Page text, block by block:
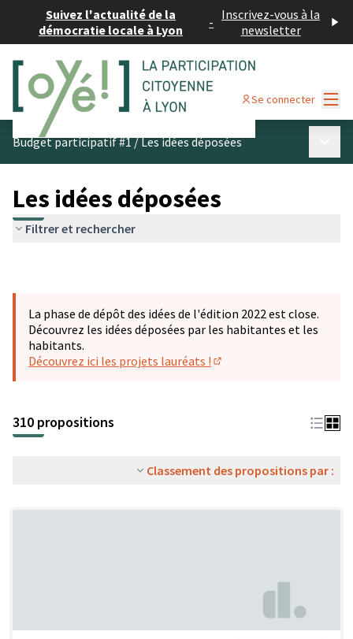
Suivez l'actualité de la
démocratie locale à Lyon
- Inscrivez-vous à la
newsletter
Se connecter
Budget participatif #1/Les idées déposées
Les idées déposées
Filtrer et rechercher
La phase de dépôt des idées de l'édition 2022 est close.
Découvrez les idées déposées par les habitantes et les
habitants.
Découvrez ici les projets lauréats !
310 propositions
Classement des propositions par :